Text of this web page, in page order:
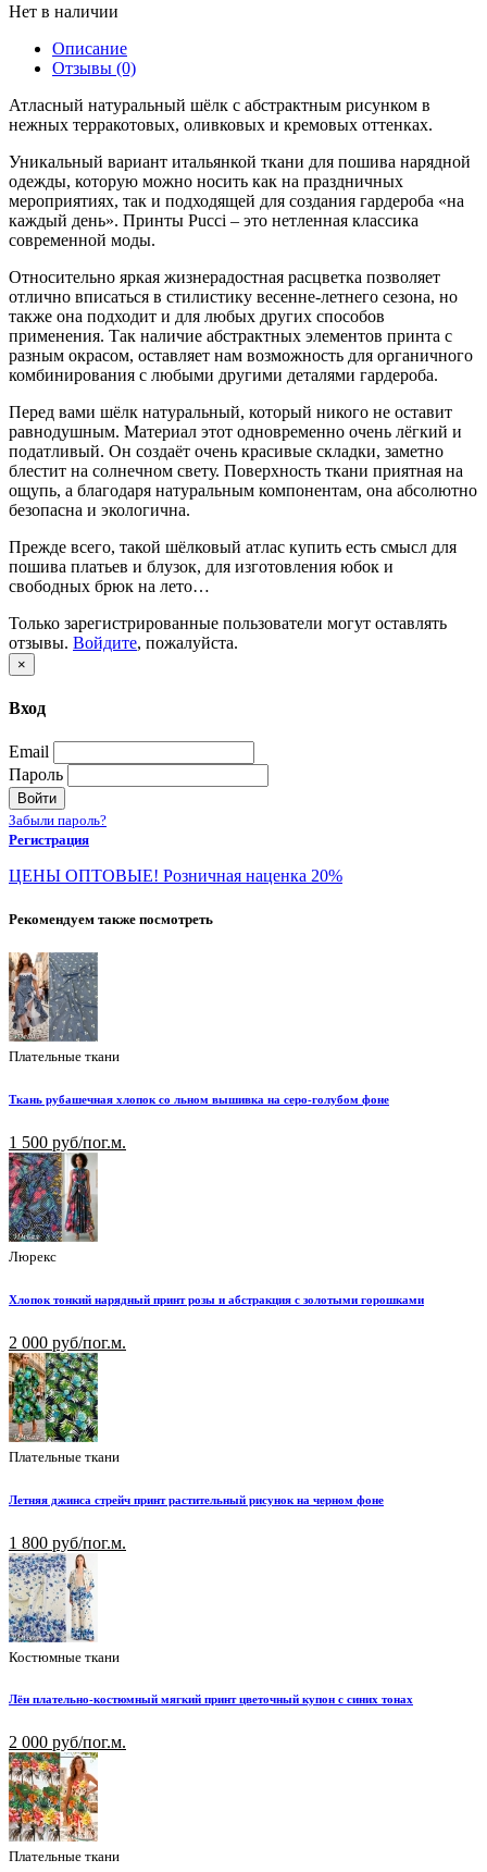
Нет в наличии
Описание
Отзывы (0)
Атласный натуральный шёлк с абстрактным рисунком в
нежных терракотовых, оливковых и кремовых оттенках.
Уникальный вариант итальянкой ткани для пошива нарядной
одежды, которую можно носить как на праздничных
мероприятиях, так и подходящей для создания гардероба «на
каждый день». Принты Pucci – это нетленная классика
современной моды.
Относительно яркая жизнерадостная расцветка позволяет
отлично вписаться в стилистику весенне-летнего сезона, но
также она подходит и для любых других способов
применения. Так наличие абстрактных элементов принта с
разным окрасом, оставляет нам возможность для органичного
комбинирования с любыми другими деталями гардероба.
Перед вами шёлк натуральный, который никого не оставит
равнодушным. Материал этот одновременно очень лёгкий и
податливый. Он создаёт очень красивые складки, заметно
блестит на солнечном свету. Поверхность ткани приятная на
ощупь, а благодаря натуральным компонентам, она абсолютно
безопасна и экологична.
Прежде всего, такой шёлковый атлас купить есть смысл для
пошива платьев и блузок, для изготовления юбок и
свободных брюк на лето…
Только зарегистрированные пользователи могут оставлять
отзывы. Войдите, пожалуйста.
×
Вход
Email
Пароль
Войти
Забыли пароль?
Регистрация
ЦЕНЫ ОПТОВЫЕ! Розничная наценка 20%
Рекомендуем также посмотреть
Плательные ткани
Ткань рубашечная хлопок со льном вышивка на серо-голубом фоне
1 500 руб/пог.м.
Люрекс
Хлопок тонкий нарядный принт розы и абстракция с золотыми горошками
2 000 руб/пог.м.
Плательные ткани
Летняя джинса стрейч принт растительный рисунок на черном фоне
1 800 руб/пог.м.
Костюмные ткани
Лён плательно-костюмный мягкий принт цветочный купон с синих тонах
2 000 руб/пог.м.
Плательные ткани